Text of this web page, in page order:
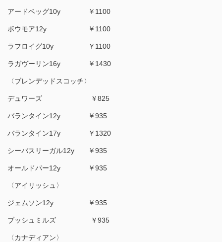
アードベッグ10y ￥1100
ボウモア12y ￥1100
ラフロイグ10y ￥1100
ラガヴーリン16y ￥1430
〈ブレンデッドスコッチ〉
デュワーズ ￥825
バランタイン12y ￥935
バランタイン17y ￥1320
シーバスリーガル12y ￥935
オールドパー12y ￥935
〈アイリッシュ〉
ジェムソン12y ￥935
ブッシュミルズ ￥935
〈カナディアン〉